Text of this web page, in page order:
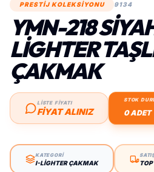
PRESTİJ KOLEKSİYONU 9134
YMN-218
LIGHTER
ÇAKMAK
LİSTE FİYATI
FIYAT ALINIZ
STOK
0 ADET
KATEGORİ
I-LIGHTER ÇAKMAK